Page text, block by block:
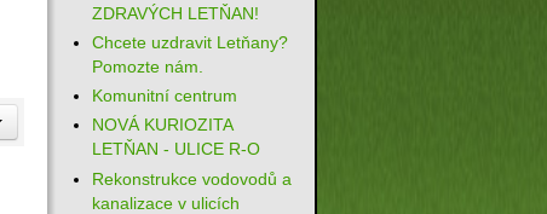
ZDRAVÝCH LETŇAN!
Chcete uzdravit Letňany?
Pomozte nám.
Komunitní centrum
NOVÁ KURIOZITA
LETŇAN - ULICE R-O
Rekonstrukce vodovodů a
kanalizace v ulicích